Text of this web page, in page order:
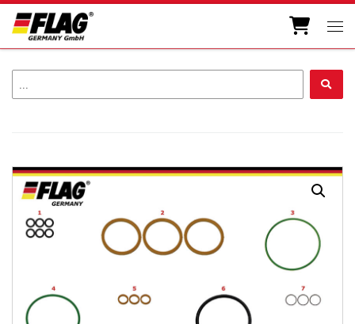
Zum Inhalt springen